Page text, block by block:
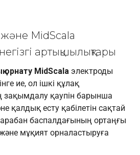
MidScala
артықшылықтары
орнату MidScala электроды
ие, ол ішкі құлақ
қаупін барынша
қалдық есту қабілетін сақтай
баспалдағының ортаңғы
және мұқият орналастыруға